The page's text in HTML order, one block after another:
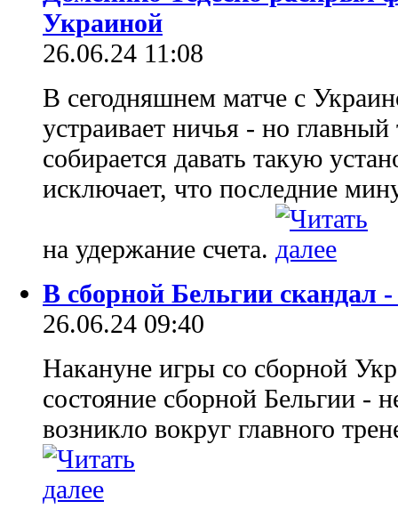
Украиной
26.06.24 11:08
В сегодняшнем матче с
устраивает ничья - но
собирается давать такую
исключает, что последние
на удержание счета.
В сборной Бельгии скандал
26.06.24 09:40
Накануне игры со сборной
состояние сборной Бельгии -
возникло вокруг главного